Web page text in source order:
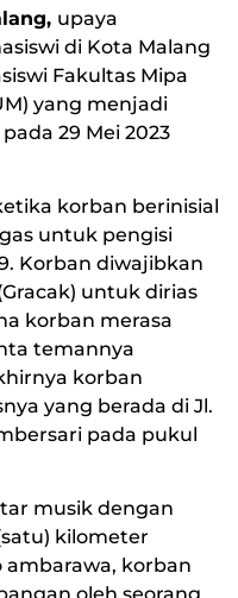
upaya
di Kota Malang
Fakultas Mipa
yang menjadi
29 Mei 2023
korban berinisial
untuk pengisi
Korban diwajibkan
untuk dirias
korban merasa
temannya
korban
yang berada di Jl.
pada pukul
musik dengan
kilometer
korban